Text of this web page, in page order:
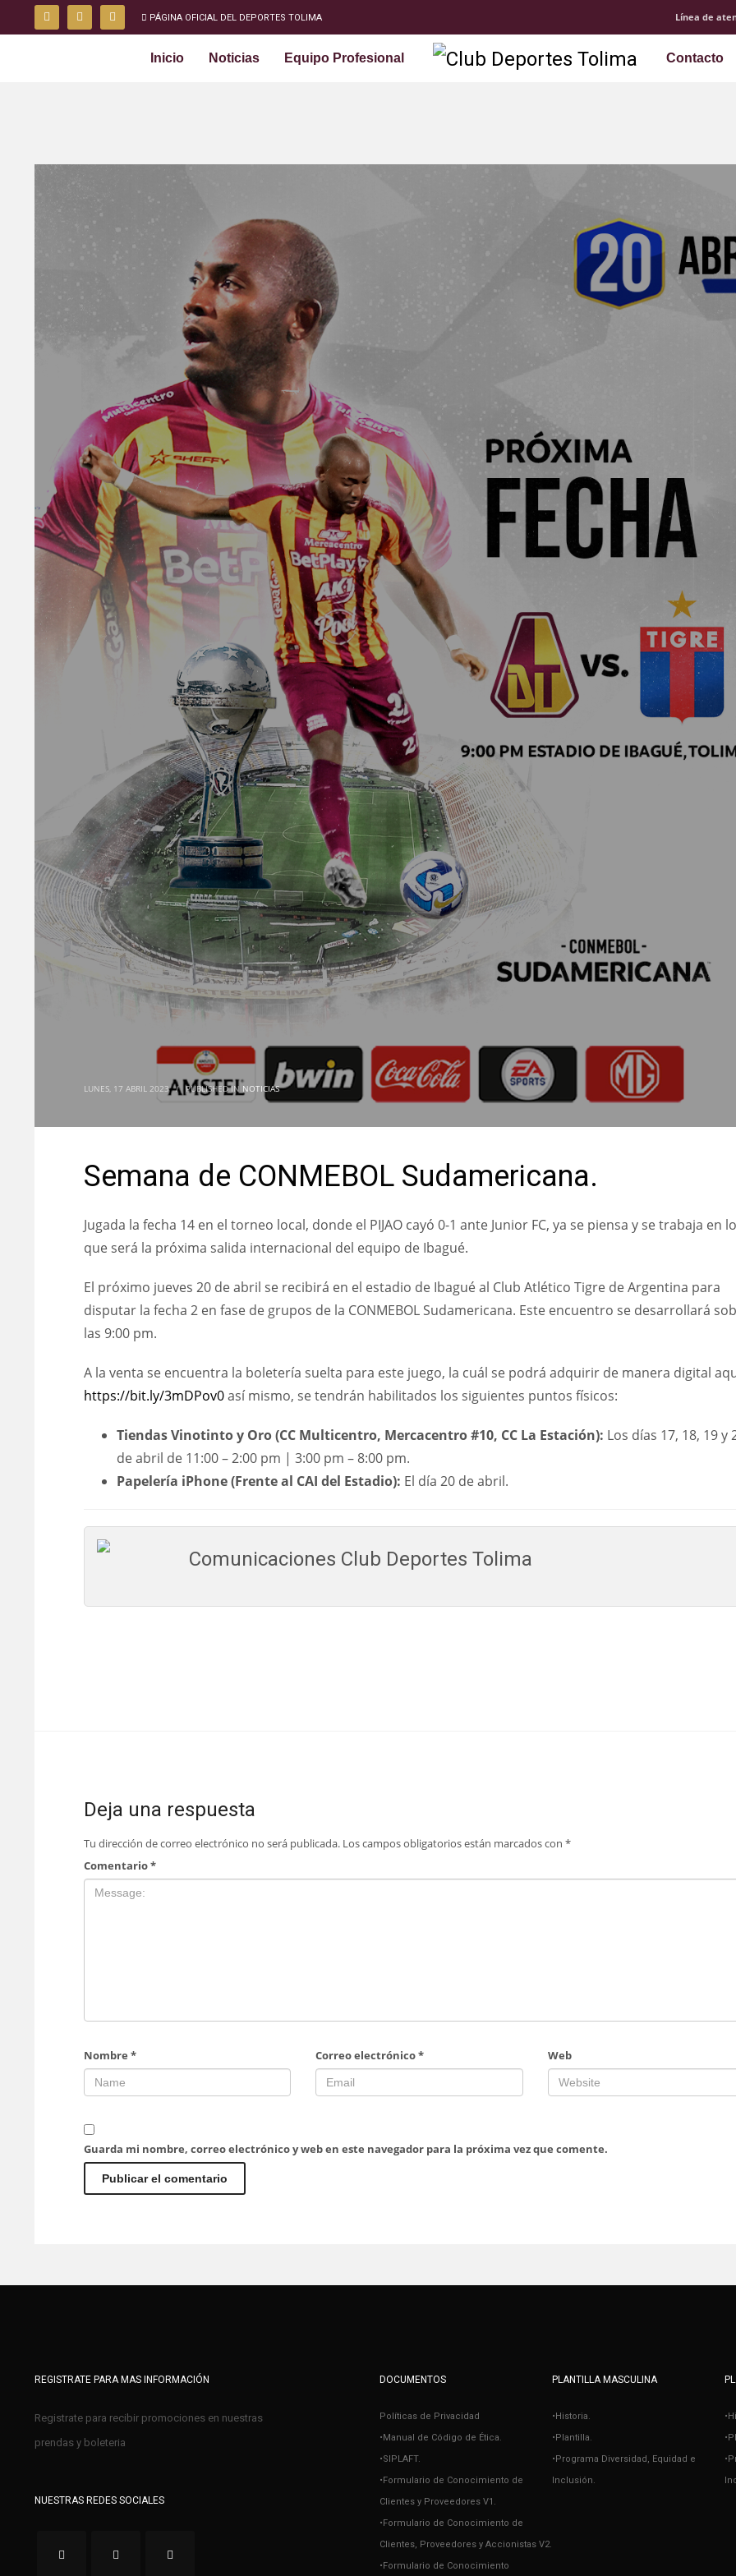
PÁGINA OFICIAL DEL DEPORTES TOLIMA Línea de
Inicio Noticias Equipo Profesional Contacto
LUNES, 17 ABRIL 2023 / PUBLISHED IN NOTICIAS
Semana de CONMEBOL Sudamericana.
Jugada la fecha 14 en el torneo local, donde el PIJAO cayó 0-1 ante Junior FC, ya se piensa y se trabaja en lo
que será la próxima salida internacional del equipo de Ibagué.
El próximo jueves 20 de abril se recibirá en el estadio de Ibagué al Club Atlético Tigre de Argentina para
disputar la fecha 2 en fase de grupos de la CONMEBOL Sudamericana. Este encuentro se desarrollará
las 9:00 pm.
A la venta se encuentra la boletería suelta para este juego, la cuál se podrá adquirir de manera digital
https://bit.ly/3mDPov0así mismo, se tendrán habilitados los siguientes puntos físicos:
Tiendas Vinotinto y Oro (CC Multicentro, Mercacentro #10, CC La Estación): Los días 17, 18, 19 y
de abril de 11:00 – 2:00 pm | 3:00 pm – 8:00 pm.
Papelería iPhone (Frente al CAI del Estadio): El día 20 de abril.
Comunicaciones Club Deportes Tolima
Deja una respuesta
Tu dirección de correo electrónico no será publicada. Los campos obligatorios están marcados con *
Comentario*
Nombre * Correo electrónico* Web
Guarda mi nombre, correo electrónico y web en este navegador para la próxima vez que comente.
REGISTRATE PARA MAS INFORMACIÓN
Registrate para recibir promociones en nuestras
prendas y boleteria
NUESTRAS REDES SOCIALES
DOCUMENTOS
Políticas de Privacidad
•Manual de Código de Ética.
•SIPLAFT.
•Formulario de Conocimiento de
Clientes y Proveedores V1.
•Formulario de Conocimiento de
Clientes, Proveedores y Accionistas V2.
•Formulario de Conocimiento
PLANTILLA MASCULINA
•Historia.
•Plantilla.
•Programa Diversidad, Equidad e
Inclusión.